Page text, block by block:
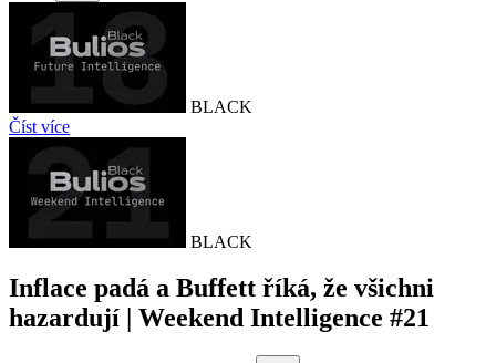
BLACK
Číst více
BLACK
Inflace padá a Buffett říká, že všichni
hazardují | Weekend Intelligence #21